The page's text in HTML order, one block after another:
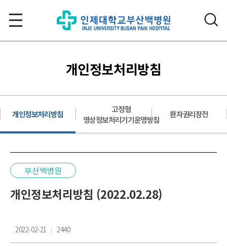
개인정보처리방침
개인정보처리방침
고정형
영상정보처리기기운영방침
환자권리장전
부산백병원
개인정보처리방침 (2022.02.28)
2022-02-21 2440